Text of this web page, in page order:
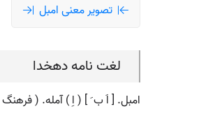
تصویر معنی امبل
لغت نامه دهخدا
امبل. [ اَ ب َ ] ( اِ ) آمله. (